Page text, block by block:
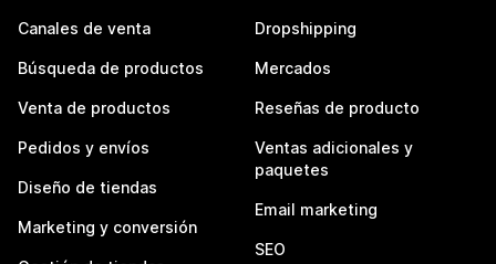
Canales de venta
Búsqueda de productos
Venta de productos
Pedidos y envíos
Diseño de tiendas
Marketing y conversión
Dropshipping
Mercados
Reseñas de producto
Ventas adicionales y
paquetes
Email marketing
SEO